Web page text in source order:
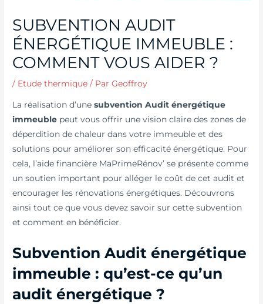
SUBVENTION AUDIT
ÉNERGÉTIQUE IMMEUBLE :
COMMENT VOUS AIDER ?
/ Etude thermique / ParGeoffroy
La réalisation d’unesubvention Audit énergétique
immeuble peut vous offrir une vision claire des zones de
déperdition de chaleur dans votre immeuble et des
solutions pour améliorer son efficacité énergétique. Pour
cela, l’aide financière MaPrimeRénov’ se présente comme
un soutien important pour alléger le coût de cet audit et
encourager les rénovations énergétiques. Découvrons
ainsi tout ce que vous devez savoir sur cette subvention
et comment en bénéficier.
Subvention Audit énergétique
immeuble : qu’est-ce qu’un
audit énergétique ?